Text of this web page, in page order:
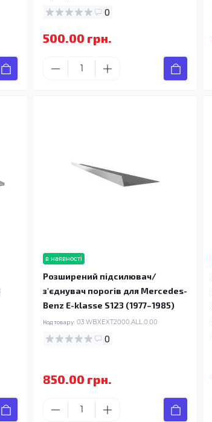
0
500.00 грн.
в наявності
Розширений підсилювач/
з'єднувач порогів для Mercedes-
Benz E-klasse S123 (1977–1985)
Код товару: 03.WBXEXT2000.ALL.0.00
0
850.00 грн.